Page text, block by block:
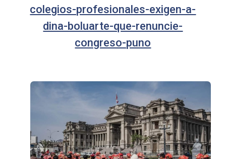
colegios-profesionales-exigen-a-
dina-boluarte-que-renuncie-
congreso-puno